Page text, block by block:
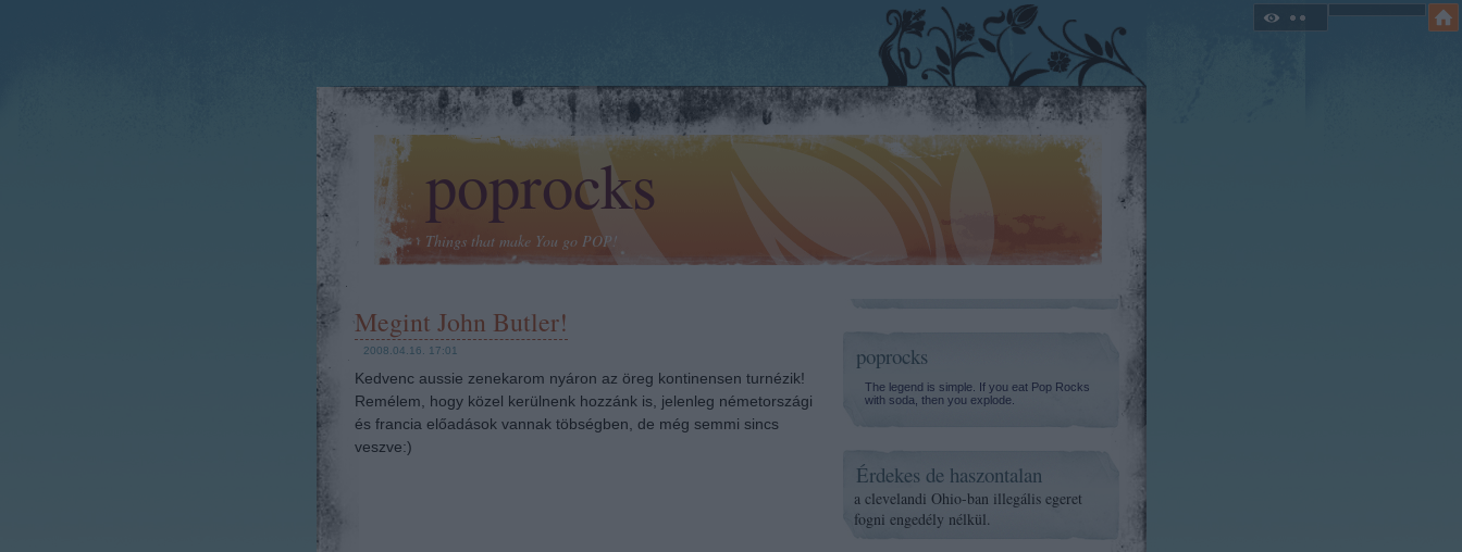
poprocks
Things that make You go POP!
Megint John Butler!
2008.04.16. 17:01
Kedvenc aussie zenekarom nyáron az öreg kontinensen turnézik!
Remélem, hogy közel kerülnenk hozzánk is, jelenleg németországi
és francia előadások vannak töbségben, de még semmi sincs
veszve:)
poprocks
The legend is simple. If you eat Pop Rocks
with soda, then you explode.
Érdekes de haszontalan
a clevelandi Ohio-ban illegális egeret
fogni engedély nélkül.